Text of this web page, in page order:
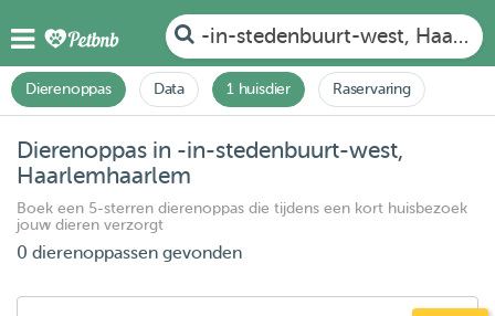
-in-stedenbuurt-west,
Dierenoppas Data 1 huisdier Raservaring
Dierenoppas in -in-stedenbuurt-west,
Haarlemhaarlem
Boek een 5-sterren dierenoppas die tijdens een kort huisbezoek
jouw dieren verzorgt
0 dierenoppassen gevonden